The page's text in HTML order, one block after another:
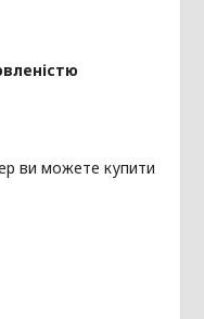
ви можете купити